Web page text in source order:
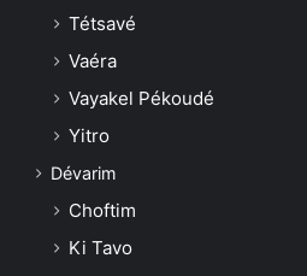
Tétsavé
Vaéra
Vayakel Pékoudé
Yitro
Dévarim
Choftim
Ki Tavo